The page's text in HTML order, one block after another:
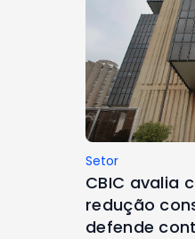
Setor
CBIC avalia
redução
defende